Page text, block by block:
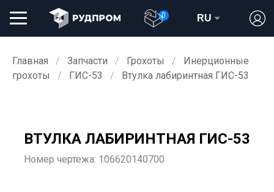
0 RU
Главная Запчасти Грохоты
Инерционные
грохоты
ГИС-53 Втулка лабиринтная ГИС-53
ВТУЛКА ЛАБИРИНТНАЯ ГИС-53
Номер чертежа: 106620140700